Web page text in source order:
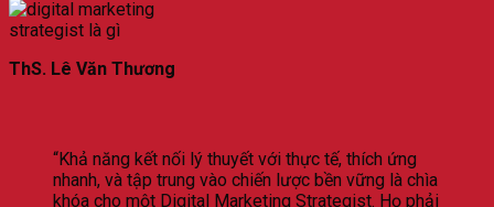
ThS. Lê Văn Thương
“Khả năng kết nối lý thuyết với thực tế, thích ứng
nhanh, và tập trung vào chiến lược bền vững là chìa
khóa cho một Digital Marketing Strategist. Họ phải